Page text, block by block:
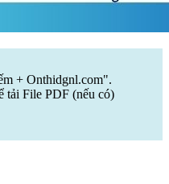
+ Onthidgnl.com".
tải File PDF (nếu có)